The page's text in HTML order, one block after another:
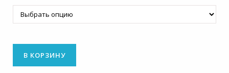
В КОРЗИНУ